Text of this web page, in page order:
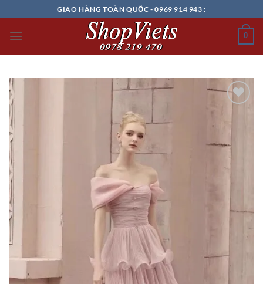
đến
nội
GIAO HÀNG TOÀN QUỐC - 0969 914 943 :
0
Add to
wishlist